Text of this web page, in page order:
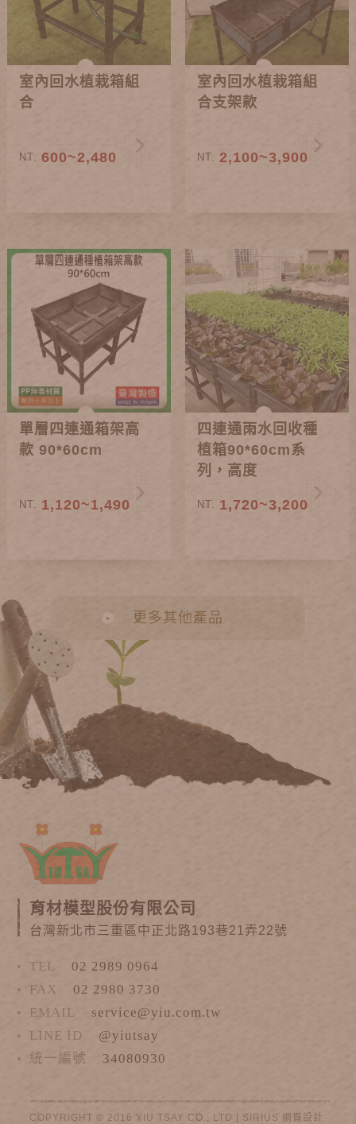
室內回水植栽箱組
合
NT. 600~2,480
室內回水植栽箱組
合支架款
NT. 2,100~3,900
單層四連通箱架高
款 90*60cm
NT. 1,120~1,490
四連通雨水回收種
植箱90*60cm系
列，高度
NT. 1,720~3,200
更多其他產品
育材模型股份有限公司
台灣新北市三重區中正北路193巷21弄22號
TEL
02 2989 0964
FAX
02 2980 3730
EMAIL
service@yiu.com.tw
LINE ID
@yiutsay
統一編號
34080930
COPYRIGHT © 2016 YIU TSAY CO., LTD | SIRIUS 網頁設計